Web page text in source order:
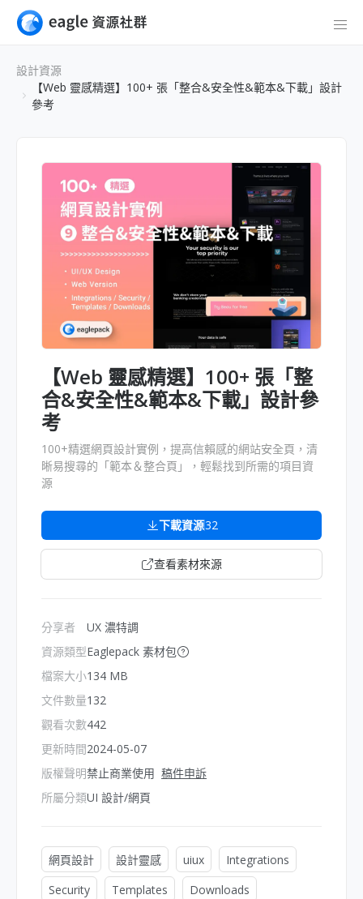
設計資源
【Web 靈感精選】100+ 張「整合&安全性&範本&下載」設計
參考
【Web 靈感精選】100+ 張「整
合&安全性&範本&下載」設計參
考
100+精選網頁設計實例，提高信賴感的網站安全頁，清
晰易搜尋的「範本＆整合頁」，輕鬆找到所需的項目資
源
下載資源32
查看素材來源
分享者
資源類型
檔案大小
文件數量
觀看次數
更新時間
版權聲明
所屬分類
UX 濃特調
Eaglepack 素材包
134 MB
132
442
2024-05-07
禁止商業使用 稿件申訴
UI 設計/網頁
網頁設計 設計靈感 uiux
Integrations
Security
Templates Downloads